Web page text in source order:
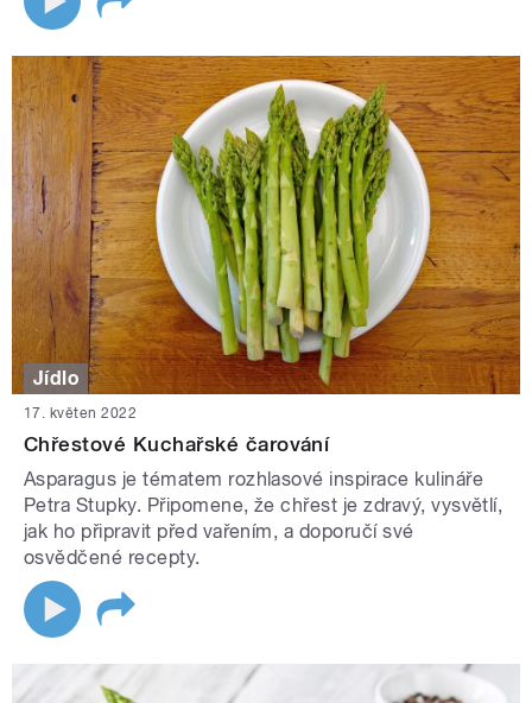
Jídlo
17. květen 2022
Chřestové Kuchařské čarování
Asparagus je tématem rozhlasové inspirace kulináře
Petra Stupky. Připomene, že chřest je zdravý, vysvětlí,
jak ho připravit před vařením, a doporučí své
osvědčené recepty.